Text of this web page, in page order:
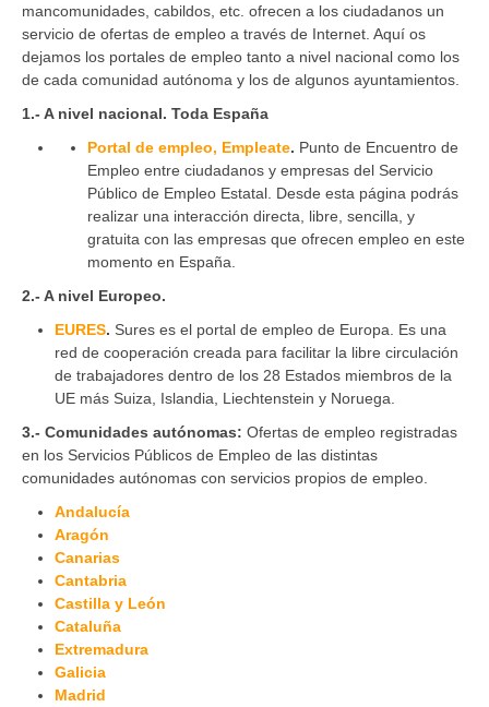
mancomunidades, cabildos, etc. ofrecen a los ciudadanos un
servicio de ofertas de empleo a través de Internet. Aquí os
dejamos los portales de empleo tanto a nivel nacional como los
de cada comunidad autónoma y los de algunos ayuntamientos.
1.- A nivel nacional. Toda España
Portal de empleo, Empleate. Punto de Encuentro de
Empleo entre ciudadanos y empresas del Servicio
Público de Empleo Estatal. Desde esta página podrás
realizar una interacción directa, libre, sencilla, y
gratuita con las empresas que ofrecen empleo en este
momento en España.
2.- A nivel Europeo.
EURES. Sures es el portal de empleo de Europa. Es una
red de cooperación creada para facilitar la libre circulación
de trabajadores dentro de los 28 Estados miembros de la
UE más Suiza, Islandia, Liechtenstein y Noruega.
3.- Comunidades autónomas: Ofertas de empleo registradas
en los Servicios Públicos de Empleo de las distintas
comunidades autónomas con servicios propios de empleo.
Andalucía
Aragón
Canarias
Cantabria
Castilla y León
Cataluña
Extremadura
Galicia
Madrid